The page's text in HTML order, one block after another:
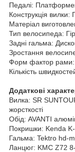
Педалі:
Конструкція
Матеріал
Тип велосипеда:
Задні гальма:
Зростання
Форм фактор рами:
Кількість
Додаткові
Вилка: SR
жорсткості
Обід: AVANTI
Покришки: Kenda
Гальма: Tektro hd-
Ланцюг: KMC Z72